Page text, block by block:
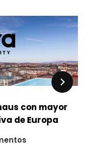
con mayor
de Europa